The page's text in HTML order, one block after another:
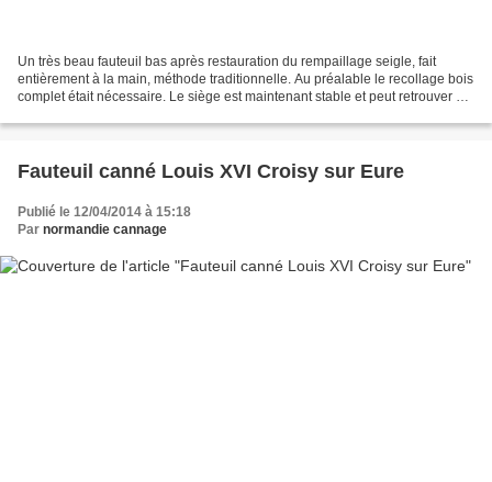
Un très beau fauteuil bas après restauration du rempaillage seigle, fait
entièrement à la main, méthode traditionnelle. Au préalable le recollage bois
complet était nécessaire. Le siège est maintenant stable et peut retrouver sa
Fauteuil canné Louis XVI Croisy sur Eure
Publié le 12/04/2014 à 15:18
Par normandie cannage